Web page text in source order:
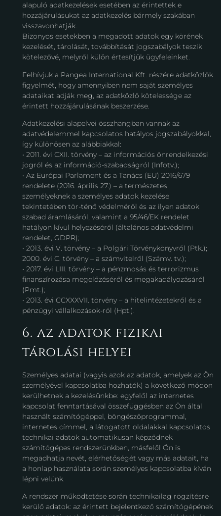
alapuló adatkezelések esetében az érintettek e
hozzájárulásukat az adatkezelés bármely szakában
visszavonhatják.
Bizonyos esetekben a megadott adatok egy körének
kezelését, tárolását, továbbítását jogszabályok teszik
kötelezővé, melyről külön értesítjük ügyfeleinket.
Felhívjuk a Pangea International Kft. részére adatközlők
figyelmét, hogy amennyiben nem saját személyes
adataikat adják meg, az adatközlő kötelessége az
érintett hozzájárulásának beszerzése.
Adatkezelési alapelvei összhangban vannak az
adatvédelemmel kapcsolatos hatályos jogszabályokkal,
így különösen az alábbiakkal:
• 2011. évi CXII. törvény – az információs önrendelkezési
jogról és az információ-szabadságról (Infotv.);
• Az Európai Parlament és a Tanács (EU) 2016/679
rendelete (2016. április 27.) – a természetes
személyeknek a személyes adatok kezelése
tekintetében tör-ténő védelméről és az ilyen adatok
szabad áramlásáról, valamint a 95/46/EK rendelet
hatályon kívül helyezéséről (általános adatvédelmi
rendelet, GDPR);
• 2013. évi V. törvény – a Polgári Törvénykönyvről (Ptk.);
2000. évi C. törvény – a számvitelről (Számv. tv.);
• 2017. évi LIII. törvény – a pénzmosás és terrorizmus
finanszírozása megelőzéséről és megakadályozásáról
(Pmt.);
• 2013. évi CCXXXVII. törvény – a hitelintézetekről és a
pénzügyi vállalkozások-ról (Hpt.).
6. az adatok fizikai
tárolási helyei
Személyes adatai (vagyis azok az adatok, amelyek az Ön
személyével kapcsolatba hozhatók) a következő módon
kerülhetnek a kezelésünkbe: egyfelől az internetes
kapcsolat fenntartásával összefüggésben az Ön által
használt számítógéppel, böngészőprogrammal,
internetes címmel, a látogatott oldalakkal kapcsolatos
technikai adatok automatikusan képződnek
számítógépes rendszerünkben, másfelől Ön is
megadhatja nevét, elérhetőségét vagy más adatait, ha
a honlap használata során személyes kapcsolatba kíván
lépni velünk.
A rendszer működtetése során technikailag rögzítésre
kerülő adatok: az érintett bejelentkező számítógépének